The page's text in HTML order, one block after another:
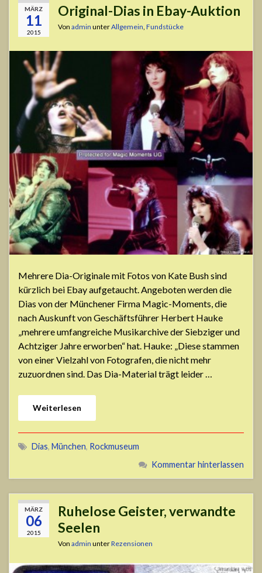
MÄRZ
11
2015
Original-Dias in Ebay-Auktion
Von admin unterAllgemein, Fundstücke
Mehrere Dia-Originale mit Fotos von Kate Bush sind
kürzlich bei Ebay aufgetaucht. Angeboten werden die
Dias von der Münchener Firma Magic-Moments, die
nach Auskunft von Geschäftsführer Herbert Hauke
„mehrere umfangreiche Musikarchive der Siebziger und
Achtziger Jahre erworben“ hat. Hauke: „Diese stammen
von einer Vielzahl von Fotografen, die nicht mehr
zuzuordnen sind. Das Dia-Material trägt leider …
Weiterlesen
Dias, München, Rockmuseum
Kommentar hinterlassen
MÄRZ
06
2015
Ruhelose Geister, verwandte
Seelen
Von admin unterRezensionen